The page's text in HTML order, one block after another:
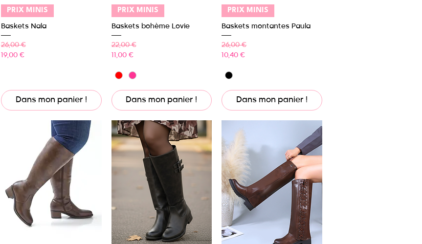
Aperçu rapide
PRIX MINIS
Baskets Nala
Prix original
26,00 €
Prix promotionnel
19,00 €
Dans mon panier !
Aperçu rapide
PRIX MINIS
Baskets bohème Lovie
Prix original
22,00 €
Prix promotionnel
11,00 €
Dans mon panier !
Aperçu rapide
PRIX MINIS
Baskets montantes Paula
Prix original
26,00 €
Prix promotionnel
10,40 €
Dans mon panier !